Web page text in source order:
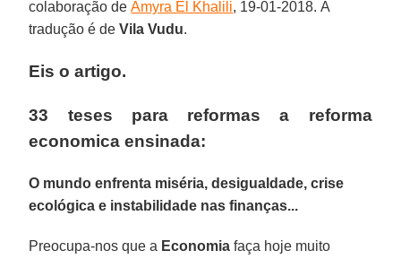
colaboração deAmyra El Khalili, 19-01-2018. A
tradução é deVila Vudu.
Eis o artigo.
33 teses para reformas a reforma
economica ensinada:
O mundo enfrenta miséria, desigualdade, crise
ecológica e instabilidade nas finanças...
Preocupa-nos que a Economia faça hoje muito